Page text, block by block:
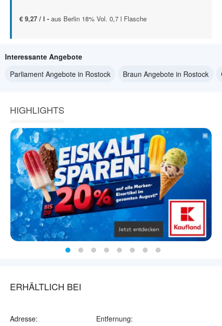
€ 9,27 / l - aus Berlin 18% Vol. 0,7 l Flasche
Interessante Angebote
Parliament Angebote in Rostock
Braun Angebote in Rostock
HIGHLIGHTS
ERHÄLTLICH BEI
Adresse: Entfernung: